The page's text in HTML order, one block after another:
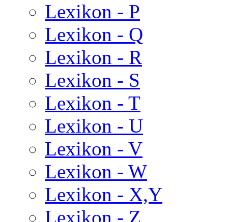
Lexikon - P
Lexikon - Q
Lexikon - R
Lexikon - S
Lexikon - T
Lexikon - U
Lexikon - V
Lexikon - W
Lexikon - X,Y
Lexikon - Z